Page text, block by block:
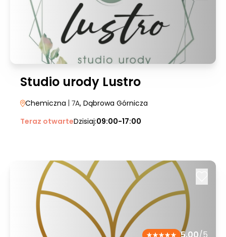
Studio urody Lustro
Chemiczna | 7A, Dąbrowa Górnicza
Teraz otwarteDzisiaj:09:00-17:00